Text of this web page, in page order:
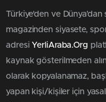
Türkiye'den ve
magazinden siyasete,
adresi YerliAraba.Org
kaynak gösterilmeden
olarak kopyalanamaz,
yapan kişi/kişiler için